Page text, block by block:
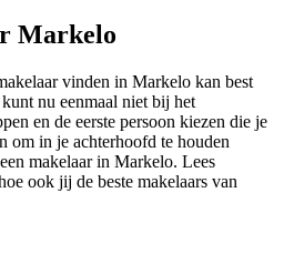
Markelo
vinden in Markelo kan best
nu eenmaal niet bij het
en de eerste persoon kiezen die je
om in je achterhoofd te houden
makelaar in Markelo. Lees
ook jij de beste makelaars van